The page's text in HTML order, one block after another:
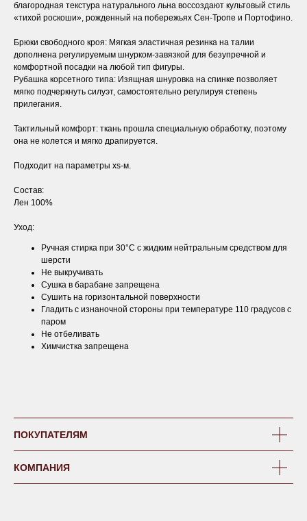
благородная текстура натурального льна воссоздают культовый стиль
«тихой роскоши», рожденный на побережьях Сен-Тропе и Портофино.
Брюки свободного кроя: Мягкая эластичная резинка на талии
дополнена регулируемым шнурком-завязкой для безупречной и
комфортной посадки на любой тип фигуры.
Рубашка корсетного типа: Изящная шнуровка на спинке позволяет
мягко подчеркнуть силуэт, самостоятельно регулируя степень
прилегания.
Тактильный комфорт: ткань прошла специальную обработку, поэтому
она не колется и мягко драпируется.
Подходит на параметры xs-м.
Состав:
Лен 100%
Уход:
Ручная стирка при 30°C с жидким нейтральным средством для
шерсти
Не выкручивать
Сушка в барабане запрещена
Сушить на горизонтальной поверхности
Гладить с изнаночной стороны при температуре 110 градусов с
паром
Не отбеливать
Химчистка запрещена
ПОКУПАТЕЛЯМ
КОМПАНИЯ